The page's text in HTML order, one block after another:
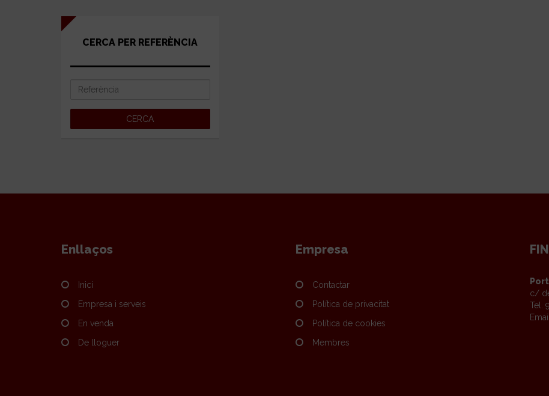
CERCA PER REFERÈNCIA
Enllaços
Inici
Empresa i serveis
En venda
De lloguer
Empresa
Contactar
Política de privacitat
Política de cookies
Membres
c/
Tel.